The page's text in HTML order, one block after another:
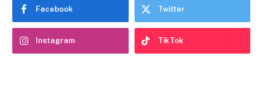
Facebook Twitter
Instagram TikTok